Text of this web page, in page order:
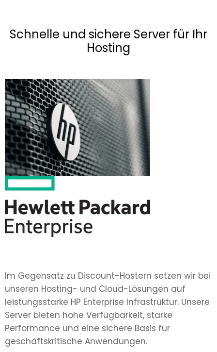
Schnelle und sichere Server für Ihr
Hosting
Im Gegensatz zu Discount-Hostern setzen wir bei
unseren Hosting- und Cloud-Lösungen auf
leistungsstarke HP Enterprise Infrastruktur. Unsere
Server bieten hohe Verfügbarkeit, starke
Performance und eine sichere Basis für
geschäftskritische Anwendungen.